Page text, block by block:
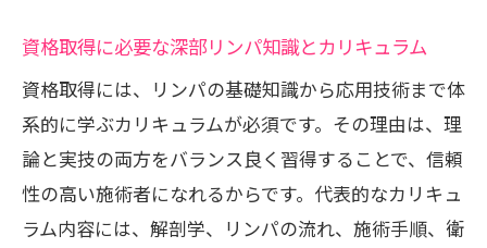
資格取得に必要な深部リンパ知識とカリキュラム
資格取得には、リンパの基礎知識から応用技術まで体
系的に学ぶカリキュラムが必須です。その理由は、理
論と実技の両方をバランス良く習得することで、信頼
性の高い施術者になれるからです。代表的なカリキュ
ラム内容には、解剖学、リンパの流れ、施術手順、衛